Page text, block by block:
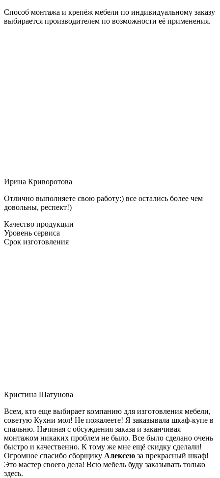
Способ монтажа и крепёж мебели по индивидуальному заказу
выбирается производителем по возможности её применения.
Ирина Криворотова
Отлично выполняете свою работу:) все остались более чем
довольны, респект!)
Качество продукции
Уровень сервиса
Срок изготовления
Кристина Шатунова
Всем, кто еще выбирает компанию для изготовления мебели,
советую Кухни мол! Не пожалеете! Я заказывала шкаф-купе в
спальню. Начиная с обсуждения заказа и заканчивая
монтажом никаких проблем не было. Все было сделано очень
быстро и качественно. К тому же мне ещё скидку сделали!
Огромное спасибо сборщику Алексею за прекрасный шкаф!
Это мастер своего дела! Всю мебель буду заказывать только
здесь.